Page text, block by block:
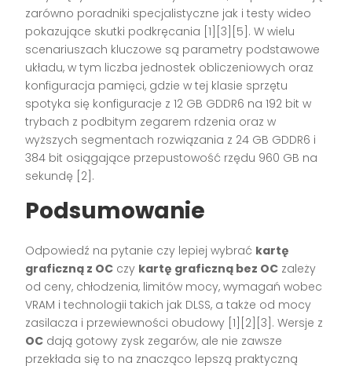
zarówno poradniki specjalistyczne jak i testy wideo
pokazujące skutki podkręcania [1][3][5]. W wielu
scenariuszach kluczowe są parametry podstawowe
układu, w tym liczba jednostek obliczeniowych oraz
konfiguracja pamięci, gdzie w tej klasie sprzętu
spotyka się konfiguracje z 12 GB GDDR6 na 192 bit w
trybach z podbitym zegarem rdzenia oraz w
wyższych segmentach rozwiązania z 24 GB GDDR6 i
384 bit osiągające przepustowość rzędu 960 GB na
sekundę [2].
Podsumowanie
Odpowiedź na pytanie czy lepiej wybrać kartę
graficzną z OC czy kartę graficzną bez OC zależy
od ceny, chłodzenia, limitów mocy, wymagań wobec
VRAM i technologii takich jak DLSS, a także od mocy
zasilacza i przewiewności obudowy [1][2][3]. Wersje z
OC dają gotowy zysk zegarów, ale nie zawsze
przekłada się to na znacząco lepszą praktyczną